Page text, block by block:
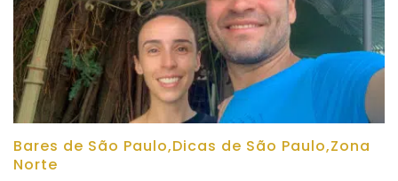
Bares de São Paulo,Dicas de São Paulo,Zona
Norte